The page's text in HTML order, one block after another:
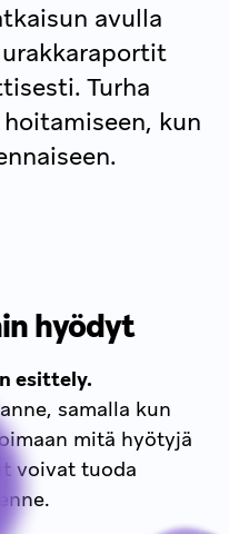
avulla
Turha
kun
hyödyt
esittely.
samalla kun
mitä hyötyjä
voivat tuoda